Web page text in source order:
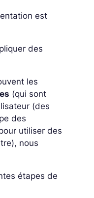
est
des
les
(qui sont
(des
des
utiliser des
nous
étapes de